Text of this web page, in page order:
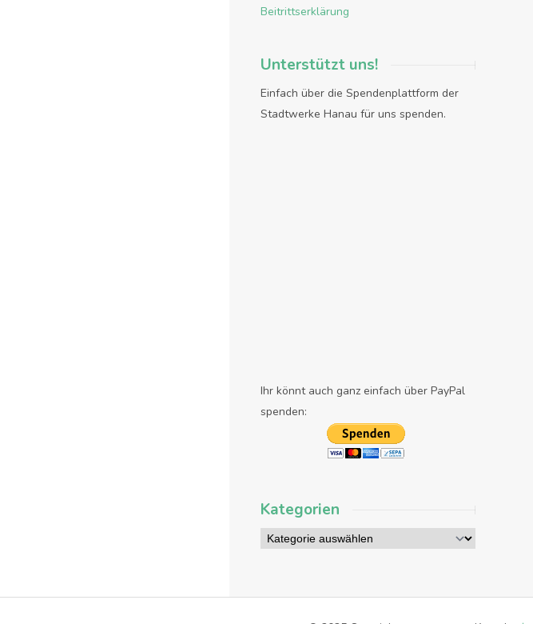
Beitrittserklärung
Unterstützt uns!
Einfach über die Spendenplattform der
Stadtwerke Hanau für uns spenden.
Ihr könnt auch ganz einfach über PayPal
spenden:
Kategorien